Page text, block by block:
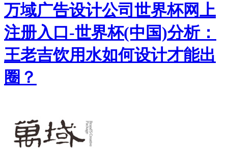
万域广告设计公司世界杯网上
注册入口-世界杯(中国)分析：
王老吉饮用水如何设计才能出
圈？